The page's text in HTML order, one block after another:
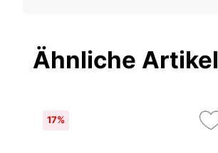
Ähnliche Artikel
17%